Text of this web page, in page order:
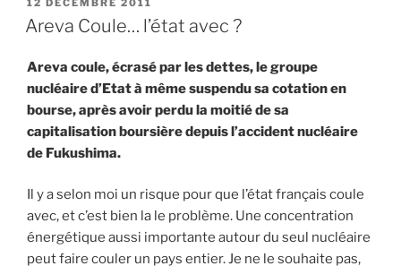
LE
12 DÉCEMBRE 2011
Areva Coule… l’état avec ?
Areva coule, écrasé par les dettes, le groupe
nucléaire d’Etat à même suspendu sa cotation en
bourse, après avoir perdu la moitié de sa
capitalisation boursière depuis l’accident nucléaire
de Fukushima.
Il y a selon moi un risque pour que l’état français coule
avec, et c’est bien la le problème. Une concentration
énergétique aussi importante autour du seul nucléaire
peut faire couler un pays entier. Je ne le souhaite pas,